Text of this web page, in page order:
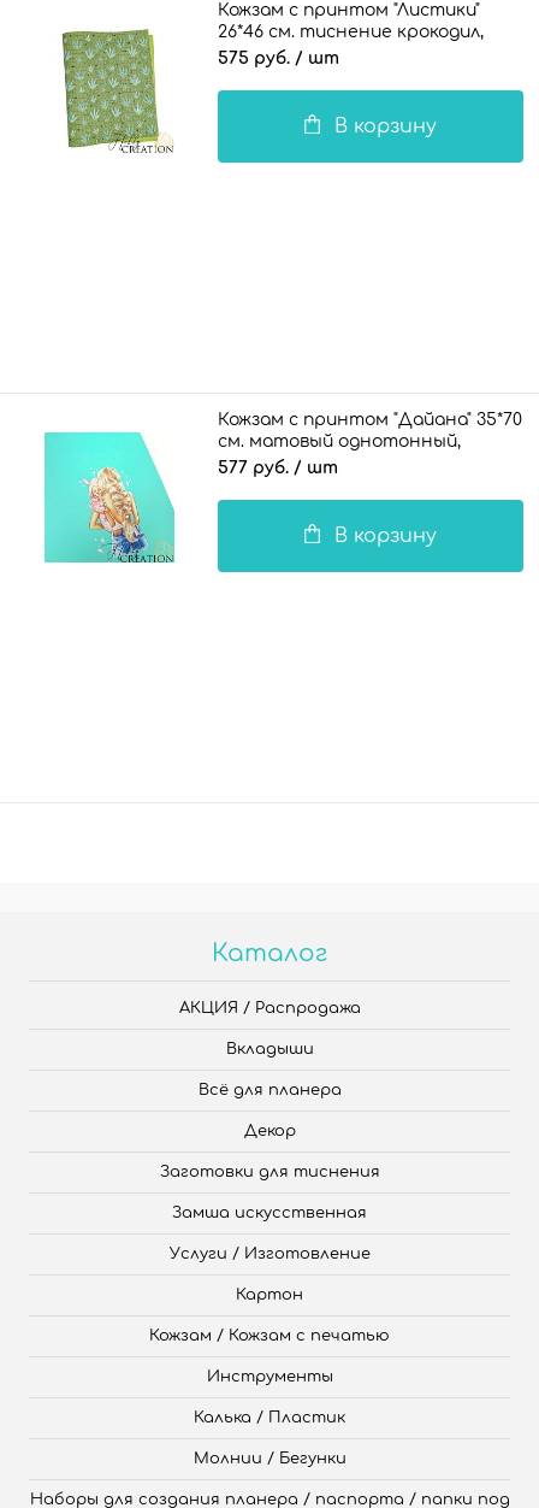
Кожзам с принтом "Листики"
26*46 см. тиснение крокодил,
прованские травы
575 руб. / шт
В корзину
Кожзам с принтом "Дайана" 35*70
см. матовый однотонный,
мятный
577 руб. / шт
В корзину
Каталог
АКЦИЯ / Распродажа
Вкладыши
Всё для планера
Декор
Заготовки для тиснения
Замша искусственная
Услуги / Изготовление
Картон
Кожзам / Кожзам с печатью
Инструменты
Калька / Пластик
Молнии / Бегунки
Наборы для создания планера / паспорта / папки под